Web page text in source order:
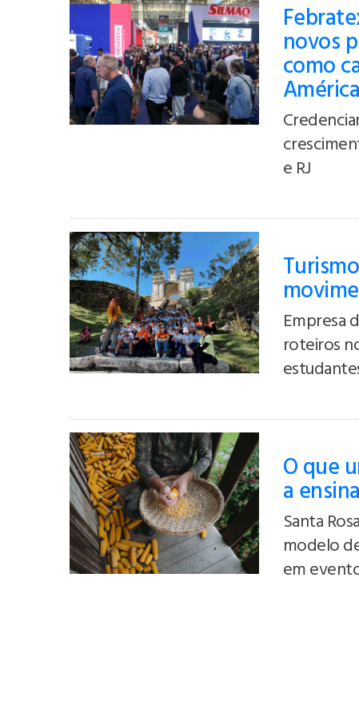
novos
como
e RJ
Empresa
roteiros
O que
a
Santa
modelo
em